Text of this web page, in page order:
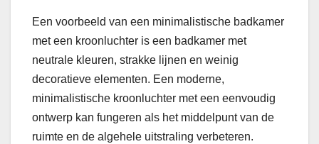
Een voorbeeld van een minimalistische badkamer
met een kroonluchter is een badkamer met
neutrale kleuren, strakke lijnen en weinig
decoratieve elementen. Een moderne,
minimalistische kroonluchter met een eenvoudig
ontwerp kan fungeren als het middelpunt van de
ruimte en de algehele uitstraling verbeteren.